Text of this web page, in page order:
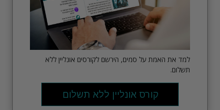
למד את האמת על סמים, הירשם לקורסים אונליין ללא
תשלום.
קורס אונליין ללא תשלום